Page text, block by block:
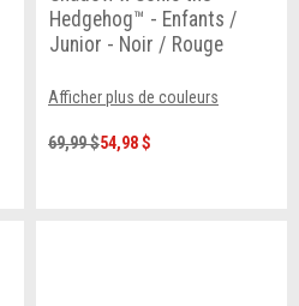
Hedgehog™ - Enfants /
Junior - Noir / Rouge
Afficher plus de couleurs
69,99 $54,98 $